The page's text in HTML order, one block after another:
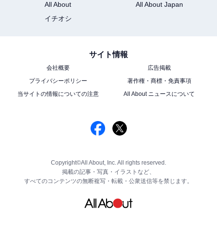
All About
All About Japan
イチオシ
サイト情報
会社概要
広告掲載
プライバシーポリシー
著作権・商標・免責事項
当サイトの情報についての注意
All About ニュースについて
Copyright©All About, Inc. All rights reserved.
掲載の記事・写真・イラストなど、
すべてのコンテンツの無断複写・転載・公衆送信等を禁じます。